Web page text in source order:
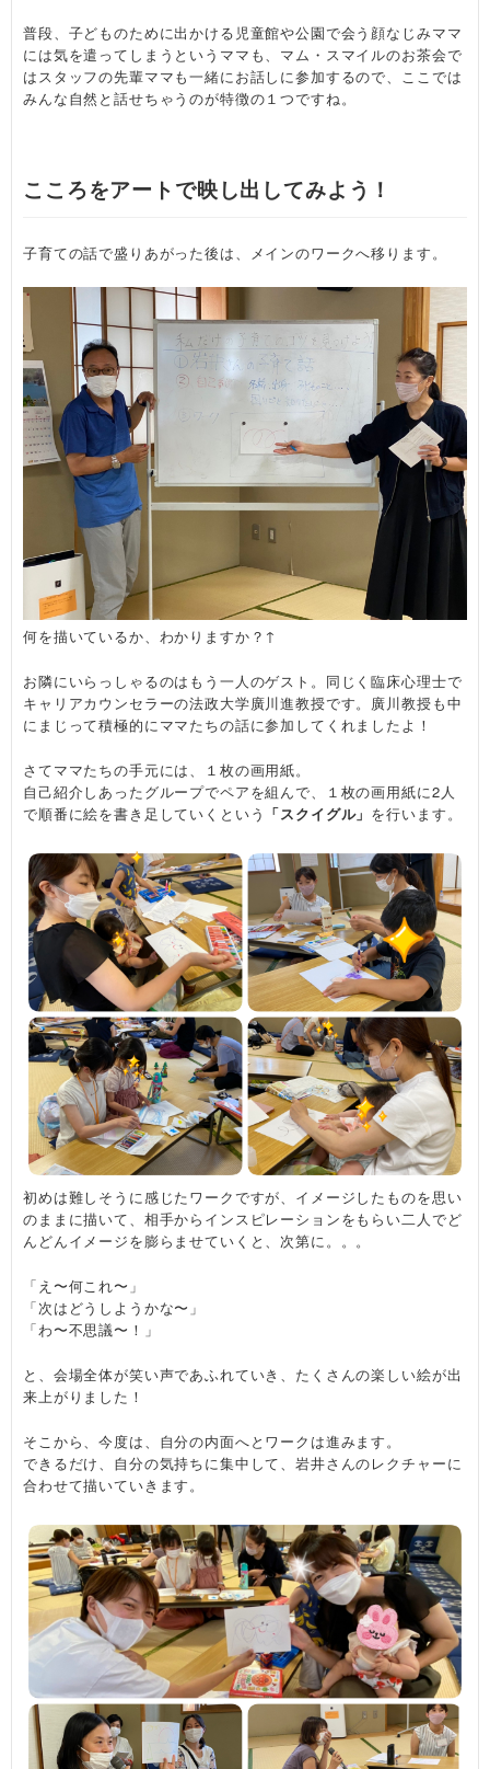
普段、子どものために出かける児童館や公園で会う顔なじみママ
には気を遣ってしまうというママも、マム・スマイルのお茶会で
はスタッフの先輩ママも一緒にお話しに参加するので、ここでは
みんな自然と話せちゃうのが特徴の１つですね。
こころをアートで映し出してみよう！
子育ての話で盛りあがった後は、メインのワークへ移ります。
何を描いているか、わかりますか？↑
お隣にいらっしゃるのはもう一人のゲスト。同じく臨床心理士で
キャリアカウンセラーの法政大学廣川進教授です。 廣川教授も中
にまじって積極的にママたちの話に参加してくれましたよ！
さてママたちの手元には、１枚の画用紙。
自己紹介しあったグループでペアを組んで、１枚の画用紙に2人
で順番に絵を書き足していくという 「スクイグル」 を行います。
初めは難しそうに感じたワークですが、イメージしたものを思い
のままに描いて、相手からインスピレーションをもらい二人でど
んどんイメージを膨らませていくと、次第に。。。
「え〜何これ〜」
「次はどうしようかな〜」
「わ〜不思議〜！」
と、会場全体が笑い声であふれていき、たくさんの楽しい絵が出
来上がりました！
そこから、今度は、自分の内面へとワークは進みます。
できるだけ、自分の気持ちに集中して、岩井さんのレクチャーに
合わせて描いていきます。